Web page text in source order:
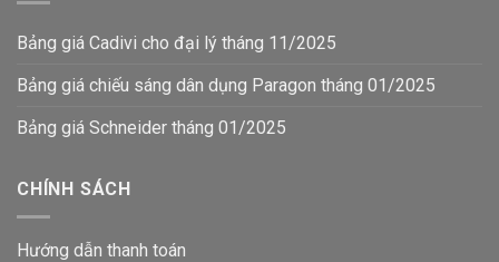
Bảng giá Cadivi cho đại lý tháng 11/2025
Bảng giá chiếu sáng dân dụng Paragon tháng 01/2025
Bảng giá Schneider tháng 01/2025
CHÍNH SÁCH
Hướng dẫn thanh toán